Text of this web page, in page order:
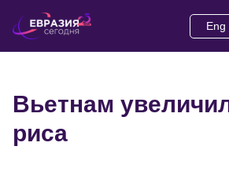
Eng
Вьетнам
риса